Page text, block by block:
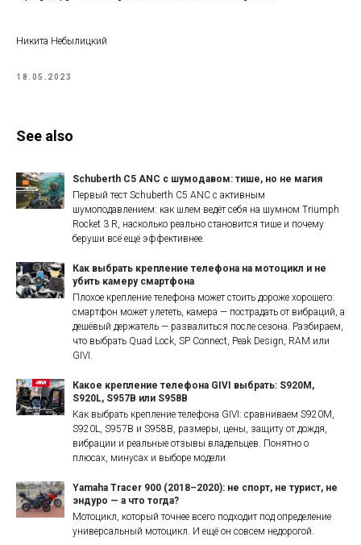
Никита Небылицкий
18.05.2023
See also
Schuberth C5 ANC с шумодавом: тише, но не магия
Первый тест Schuberth C5 ANC с активным
шумоподавлением: как шлем ведёт себя на шумном Triumph
Rocket 3 R, насколько реально становится тише и почему
беруши всё ещё эффективнее.
Как выбрать крепление телефона на мотоцикл и не
убить камеру смартфона
Плохое крепление телефона может стоить дороже хорошего:
смартфон может улететь, камера — пострадать от вибраций, а
дешёвый держатель — развалиться после сезона. Разбираем,
что выбрать Quad Lock, SP Connect, Peak Design, RAM или
GIVI.
Какое крепление телефона GIVI выбрать: S920M,
S920L, S957B или S958B
Как выбрать крепление телефона GIVI: сравниваем S920M,
S920L, S957B и S958B, размеры, цены, защиту от дождя,
вибрации и реальные отзывы владельцев. Понятно о
плюсах, минусах и выборе модели.
Yamaha Tracer 900 (2018–2020): не спорт, не турист, не
эндуро — а что тогда?
Мотоцикл, который точнее всего подходит под определение
универсальный мотоцикл. И ещё он совсем недорогой.